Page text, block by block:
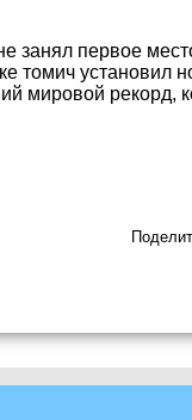
занял первое
томич установил
мировой рекорд,